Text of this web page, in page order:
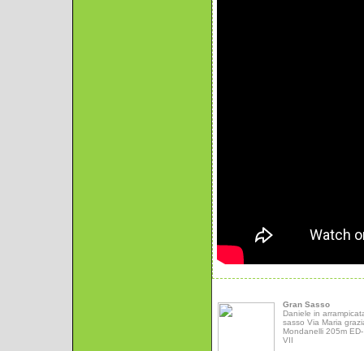
Gran Sasso
Daniele in
sasso Via Maria
Mondanelli 205m
VII